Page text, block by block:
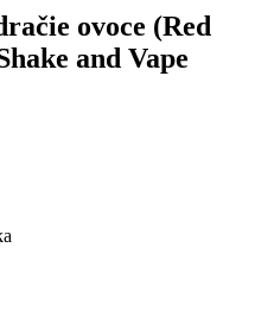
ovoce (Red
and Vape